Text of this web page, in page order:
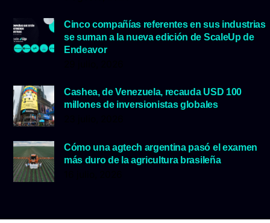
Cinco compañías referentes en sus industrias
se suman a la nueva edición de ScaleUp de
Endeavor
Cashea, de Venezuela, recauda USD 100
millones de inversionistas globales
Cómo una agtech argentina pasó el examen
más duro de la agricultura brasileña